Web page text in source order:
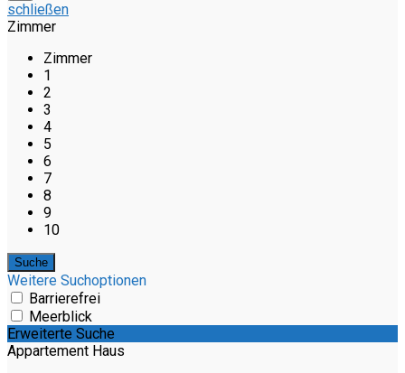
schließen
Zimmer
Zimmer
1
2
3
4
5
6
7
8
9
10
Weitere Suchoptionen
Barrierefrei
Meerblick
Erweiterte Suche
Appartement Haus